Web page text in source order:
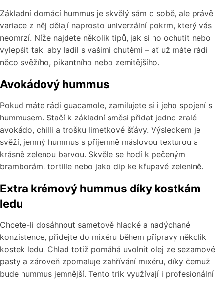
Základní domácí hummus je skvělý sám o sobě, ale právě
variace z něj dělají naprosto univerzální pokrm, který vás
neomrzí. Níže najdete několik tipů, jak si ho ochutit nebo
vylepšit tak, aby ladil s vašimi chutěmi – ať už máte rádi
něco svěžího, pikantního nebo zemitějšího.
Avokádový hummus
Pokud máte rádi guacamole, zamilujete si i jeho spojení s
hummusem. Stačí k základní směsi přidat jedno zralé
avokádo, chilli a trošku limetkové šťávy. Výsledkem je
svěží, jemný hummus s příjemně máslovou texturou a
krásně zelenou barvou. Skvěle se hodí k pečeným
bramborám, tortille nebo jako dip ke křupavé zelenině.
Extra krémový hummus díky kostkám
ledu
Chcete-li dosáhnout sametově hladké a nadýchané
konzistence, přidejte do mixéru během přípravy několik
kostek ledu. Chlad totiž pomáhá uvolnit olej ze sezamové
pasty a zároveň zpomaluje zahřívání mixéru, díky čemuž
bude hummus jemnější. Tento trik využívají i profesionální